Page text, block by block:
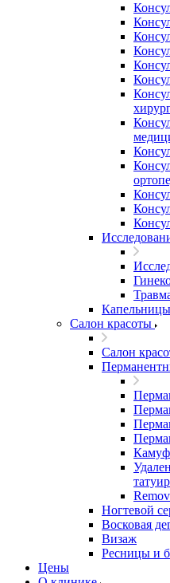
Капельницы
Салон красоты
Салон
Ногтевой
Восковая
Визаж
Ресницы и
Цены